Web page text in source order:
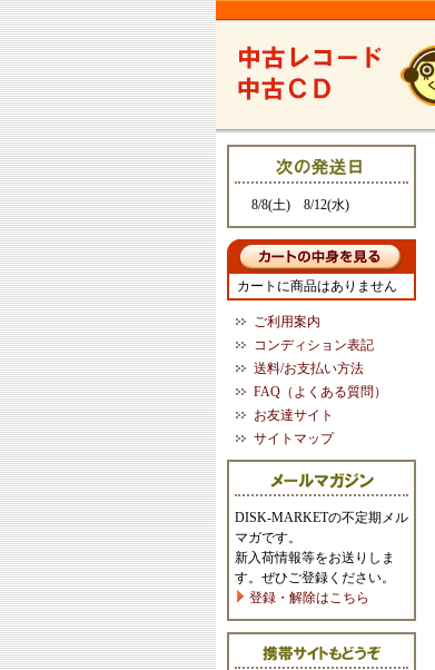
8/8(土) 8/12(水)
カートに商品はありません
ご利用案内
コンディション表記
送料/お支払い方法
FAQ（よくある質問）
お友達サイト
サイトマップ
DISK-MARKETの不定期メル
マガです。
新入荷情報等をお送りしま
す。ぜひご登録ください。
登録・解除はこちら